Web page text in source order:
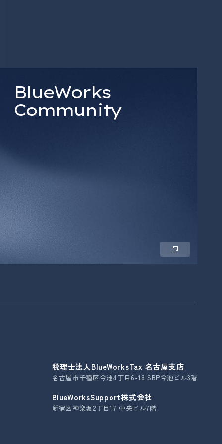
BlueWorks
Community
税理士法人BlueWorksTax 名古屋支店
名古屋市千種区今池4丁目6-18 SBP今池ビル3階
BlueWorksSupport株式会社
新宿区神楽坂2丁目17 中央ビル7階